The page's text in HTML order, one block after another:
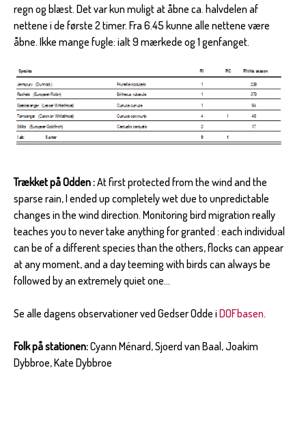
regn og blæst. Det var kun muligt at åbne ca. halvdelen af
nettene i de første 2 timer. Fra 6.45 kunne alle nettene være
åbne. Ikke mange fugle: ialt 9 mærkede og 1 genfanget.
Trækket på Odden :At first protected from the wind and the
sparse rain, I ended up completely wet due to unpredictable
changes in the wind direction. Monitoring bird migration really
teaches you to never take anything for granted : each individual
can be of a different species than the others, flocks can appear
at any moment, and a day teeming with birds can always be
followed by an extremely quiet one...
Se alle dagens observationer ved Gedser Odde i DOFbasen.
Folk på stationen:Cyann Ménard, Sjoerd van Baal, Joakim
Dybbroe, Kate Dybbroe